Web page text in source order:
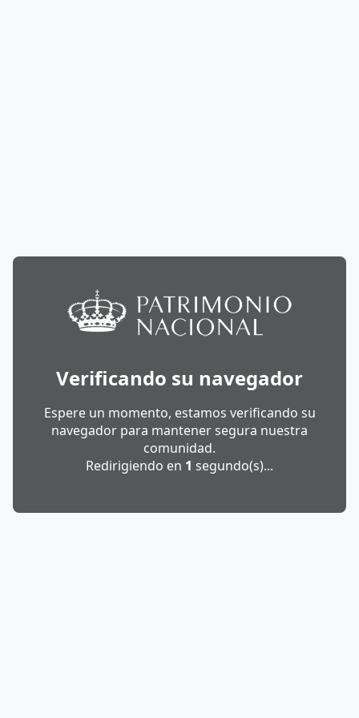
Verificando su navegador
Espere un momento, estamos verificando su
navegador para mantener segura nuestra
comunidad.
Redirigiendo en 1 segundo(s)...